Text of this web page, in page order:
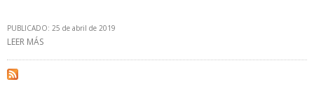
PUBLICADO: 25 de abril de 2019
LEER MÁS